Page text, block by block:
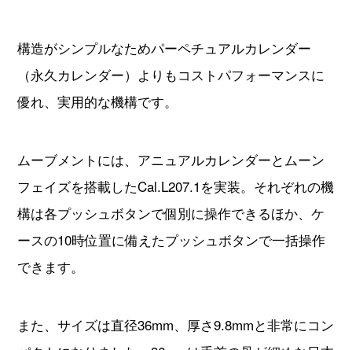
構造がシンプルなためパーペチュアルカレンダー
（永久カレンダー）よりもコストパフォーマンスに
優れ、実用的な機構です。
ムーブメントには、アニュアルカレンダーとムーン
フェイズを搭載したCal.L207.1を実装。それぞれの機
構は各プッシュボタンで個別に操作できるほか、ケ
ースの10時位置に備えたプッシュボタンで一括操作
できます。
また、サイズは直径36mm、厚さ9.8mmと非常にコン